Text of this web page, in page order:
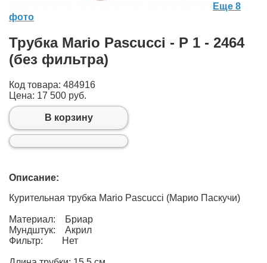
Еще 8
фото
Трубка Mario Pascucci - P 1 - 2464
(без фильтра)
Код товара: 484916
Цена: 17 500 руб.
В корзину
Описание:
Курительная трубка Mario Pascucci (Марио Паскучи)
Материал: Бриар
Мундштук: Акрил
Фильтр: Нет